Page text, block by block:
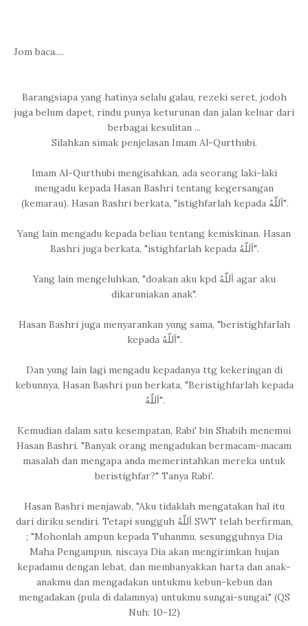
Jom baca....
Barangsiapa yang hatinya selalu galau, rezeki seret, jodoh
juga belum dapet, rindu punya keturunan dan jalan keluar dari
berbagai kesulitan ...
Silahkan simak penjelasan Imam Al-Qurthubi.
Imam Al-Qurthubi mengisahkan, ada seorang laki-laki
mengadu kepada Hasan Bashri tentang kegersangan
(kemarau). Hasan Bashri berkata, "istighfarlah kepada اَللّهُ".
Yang lain mengadu kepada beliau tentang kemiskinan. Hasan
Bashri juga berkata, "istighfarlah kepada اَللّهُ".
Yang lain mengeluhkan, "doakan aku kpd اَللّهُ agar aku
dikaruniakan anak".
Hasan Bashri juga menyarankan yαng sama, "beristighfarlah
kepada اَللّهُ".
Dan yαng lain lagi mengadu kepadanya ttg kekeringan di
kebunnya, Hasan Bashri pun berkata, "Beristighfarlah kepada
اَللّهُ".
Kemudian dalam satu kesempatan, Rabi' bin Shabih menemui
Hasan Bashri. "Banyak orang mengadukan bermacam-macam
masalah dan mengapa anda memerintahkan mereka untuk
beristighfar?" Tanya Rabi'.
Hasan Bashri menjawab, "Aku tidaklah mengatakan hal itu
dari diriku sendiri. Tetapi sungguh اَللّهُ SWT telah berfirman,
; "Mohonlah ampun kepada Tuhanmu, sesungguhnya Dia
Maha Pengampun, niscaya Dia akan mengirimkan hujan
kepadamu dengan lebat, dan membanyakkan harta dan anak-
anakmu dan mengadakan untukmu kebun-kebun dan
mengadakan (pula di dalamnya) untukmu sungai-sungai," (QS
Nuh: 10-12)